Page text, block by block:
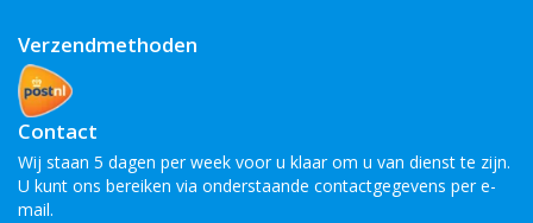
Verzendmethoden
Contact
Wij staan 5 dagen per week voor u klaar om u van dienst te zijn.
U kunt ons bereiken via onderstaande contactgegevens per e-
mail.